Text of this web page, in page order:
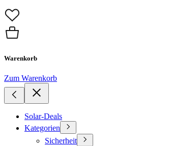
Warenkorb
Zum Warenkorb
Solar-Deals
Kategorien
Sicherheit